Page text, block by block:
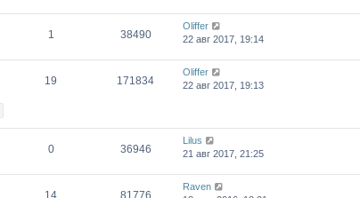
1 38490
Oliffer
22 авг 2017, 19:14
19 171834
Oliffer
22 авг 2017, 19:13
0 36946
Lilus
21 авг 2017, 21:25
Raven